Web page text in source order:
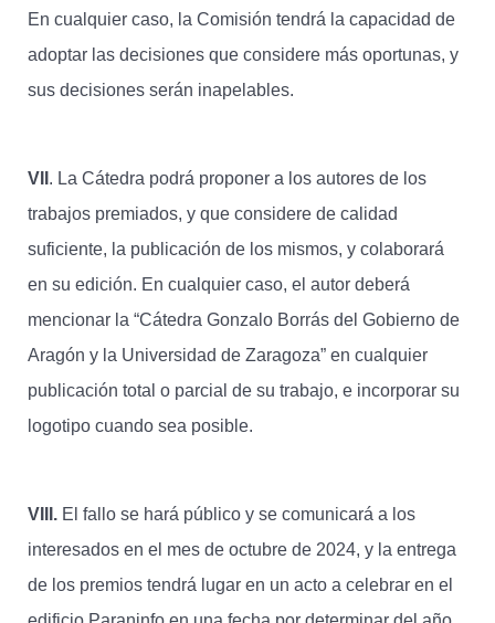
En cualquier caso, la Comisión tendrá la capacidad de
adoptar las decisiones que considere más oportunas, y
sus decisiones serán inapelables.
VII . La Cátedra podrá proponer a los autores de los
trabajos premiados, y que considere de calidad
suficiente, la publicación de los mismos, y colaborará
en su edición. En cualquier caso, el autor deberá
mencionar la “Cátedra Gonzalo Borrás del Gobierno de
Aragón y la Universidad de Zaragoza” en cualquier
publicación total o parcial de su trabajo, e incorporar su
logotipo cuando sea posible.
VIII. El fallo se hará público y se comunicará a los
interesados en el mes de octubre de 2024, y la entrega
de los premios tendrá lugar en un acto a celebrar en el